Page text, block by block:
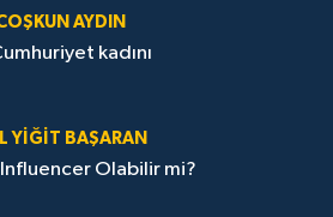
AYDIN
kadını
YIĞIT BAŞARAN
Olabilir mi?